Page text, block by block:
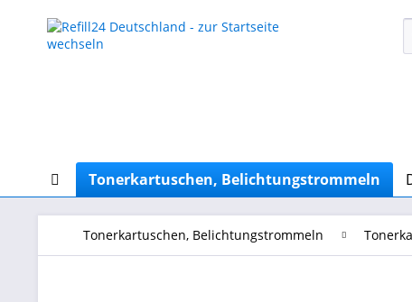
Tonerkartuschen, Belichtungstrommeln
Tonerkartuschen, Belichtungstrommeln